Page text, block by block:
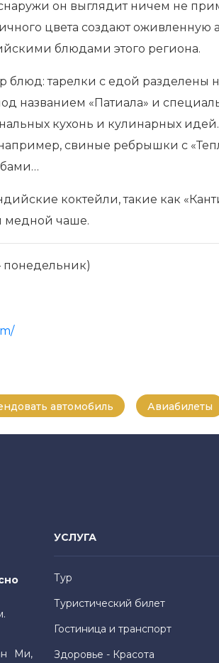
он выглядит ничем не
цвета создают
блюдами этого региона.
тарелки с едой разделены
названием «Патиала» и
кухонь и кулинарных
свиные ребрышки с
коктейли, такие как
медной чаше.
понедельник)
автомобиль Авиабилеты
Ми,
УСЛУГА
Тур
Туристический билет
Гостиница и транспорт
Здоровье - Красота